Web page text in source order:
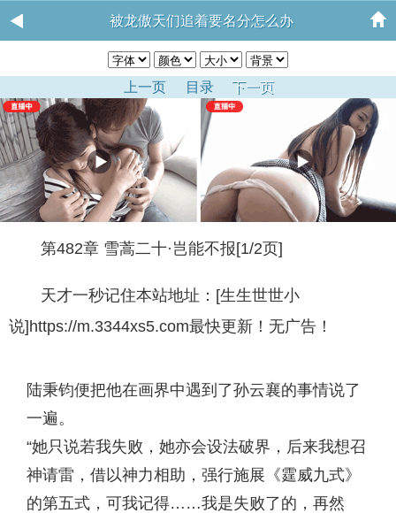
被龙傲天们追着要名分怎么办
上一页 目录 下一页
第482章 雪蒿二十·岂能不报[1/2页]
天才一秒记住本站地址：[生生世世小
说]https://m.3344xs5.com最快更新！无广告！
陆秉钧便把他在画界中遇到了孙云襄的事情说了
一遍。
“她只说若我失败，她亦会设法破界，后来我想召
神请雷，借以神力相助，强行施展《霆威九式》
的第五式，可我记得……我是失败了的，再然